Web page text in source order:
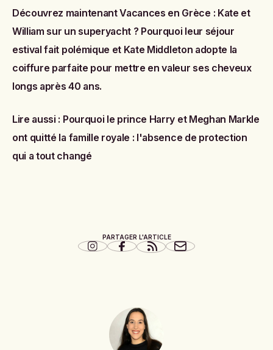
Découvrez maintenantVacances en Grèce : Kate et
William sur un superyacht ? Pourquoi leur séjour
estival fait polémique et Kate Middleton adopte la
coiffure parfaite pour mettre en valeur ses cheveux
longs après 40 ans.
Lire aussi : Pourquoi le prince Harry et Meghan Markle
ont quitté la famille royale : l'absence de protection
qui a tout changé
PARTAGER L'ARTICLE